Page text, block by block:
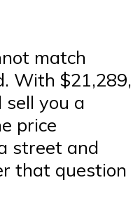
match
With $21,289,
you a
price
street and
that question